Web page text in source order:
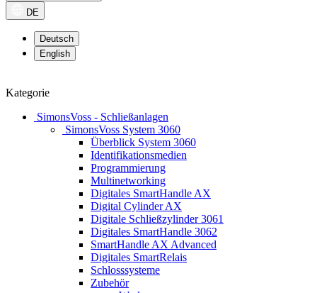
DE
Deutsch
English
Kategorie
SimonsVoss - Schließanlagen
SimonsVoss System 3060
Überblick System 3060
Identifikationsmedien
Programmierung
Multinetworking
Digitales SmartHandle AX
Digital Cylinder AX
Digitale Schließzylinder 3061
Digitales SmartHandle 3062
SmartHandle AX Advanced
Digitales SmartRelais
Schlosssysteme
Zubehör